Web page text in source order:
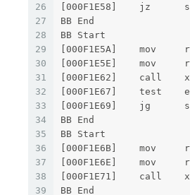
26
27
28
29
30
31
32
33
34
35
36
37
38
39
[000F1E58]    jz
BB End
BB Start
[000F1E5A]    mov
[000F1E5E]    mov
[000F1E62]    call
[000F1E67]    test
[000F1E69]    jg
BB End
BB Start
[000F1E6B]    mov
[000F1E6E]    mov
[000F1E71]    call
BB End